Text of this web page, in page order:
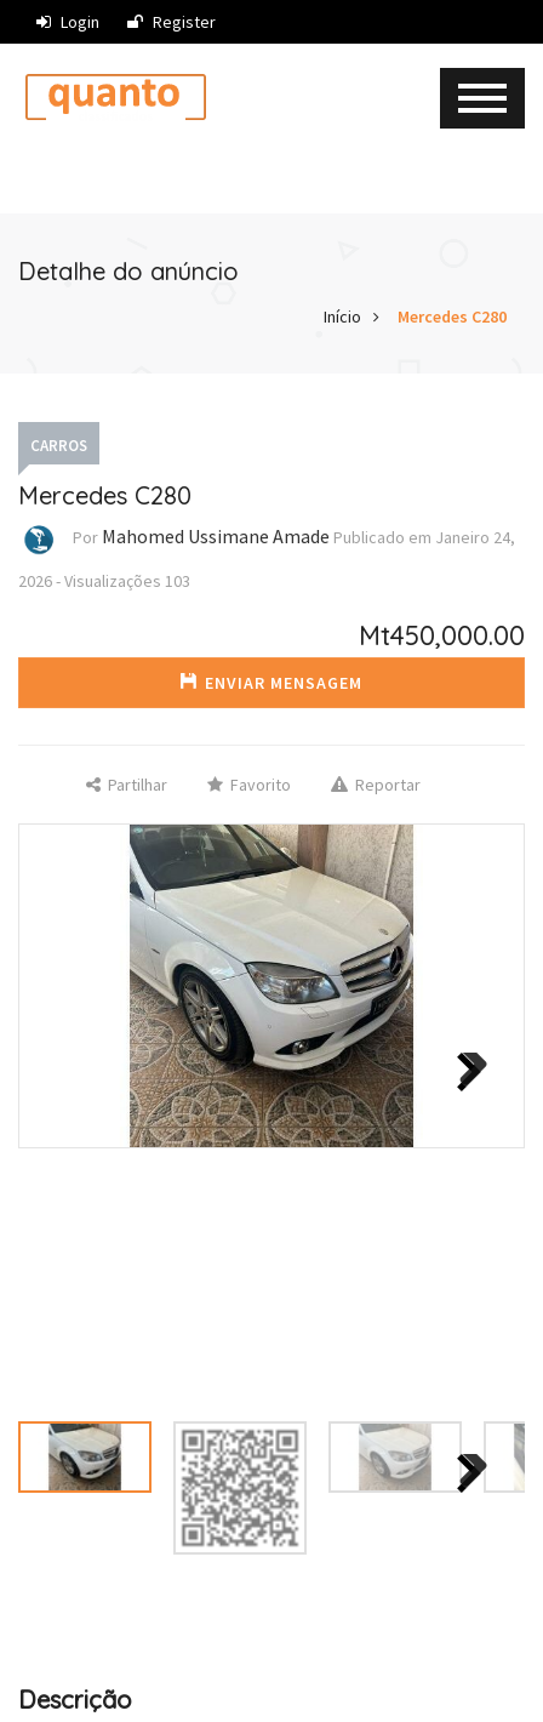
Login Register
Detalhe do anúncio
Início Mercedes C280
CARROS
Mercedes C280
Por Mahomed Ussimane Amade Publicado em Janeiro 24,
2026-Visualizações 103
Mt450,000.00
ENVIAR MENSAGEM
Partilhar Favorito Reportar
Descrição